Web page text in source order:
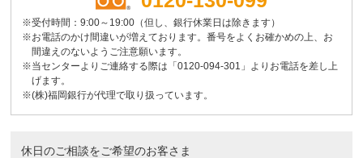
※受付時間：9:00～19:00（但し、銀行休業日は除きます）
※お電話のかけ間違いが増えております。番号をよくお確かめの上、お
間違えのないようご注意願います。
※当センターよりご連絡する際は「0120-094-301」よりお電話を差し上
げます。
※(株)福岡銀行が代理で取り扱っています。
休日のご相談をご希望のお客さま